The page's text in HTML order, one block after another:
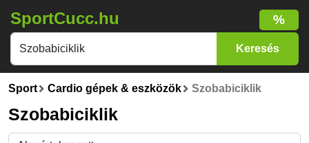
SportCucc.hu %
Sport Cardio gépek & eszközök Szobabiciklik
Szobabiciklik